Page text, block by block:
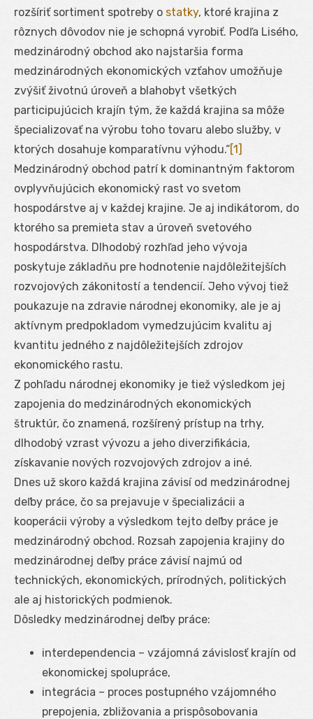
rozšíriť sortiment spotreby o statky, ktoré krajina z
rôznych dôvodov nie je schopná vyrobiť. Podľa Lisého,
medzinárodný obchod ako najstaršia forma
medzinárodných ekonomických vzťahov umožňuje
zvýšiť životnú úroveň a blahobyt všetkých
participujúcich krajín tým, že každá krajina sa môže
špecializovať na výrobu toho tovaru alebo služby, v
ktorých dosahuje komparatívnu výhodu.“[1]
Medzinárodný obchod patrí k dominantným faktorom
ovplyvňujúcich ekonomický rast vo svetom
hospodárstve aj v každej krajine. Je aj indikátorom, do
ktorého sa premieta stav a úroveň svetového
hospodárstva. Dlhodobý rozhľad jeho vývoja
poskytuje základňu pre hodnotenie najdôležitejších
rozvojových zákonitostí a tendencií. Jeho vývoj tiež
poukazuje na zdravie národnej ekonomiky, ale je aj
aktívnym predpokladom vymedzujúcim kvalitu aj
kvantitu jedného z najdôležitejších zdrojov
ekonomického rastu.
Z pohľadu národnej ekonomiky je tiež výsledkom jej
zapojenia do medzinárodných ekonomických
štruktúr, čo znamená, rozšírený prístup na trhy,
dlhodobý vzrast vývozu a jeho diverzifikácia,
získavanie nových rozvojových zdrojov a iné.
Dnes už skoro každá krajina závisí od medzinárodnej
deľby práce, čo sa prejavuje v špecializácii a
kooperácii výroby a výsledkom tejto deľby práce je
medzinárodný obchod. Rozsah zapojenia krajiny do
medzinárodnej deľby práce závisí najmú od
technických, ekonomických, prírodných, politických
ale aj historických podmienok.
Dôsledky medzinárodnej deľby práce:
interdependencia – vzájomná závislosť krajín od
ekonomickej spolupráce,
integrácia – proces postupného vzájomného
prepojenia, zbližovania a prispôsobovania